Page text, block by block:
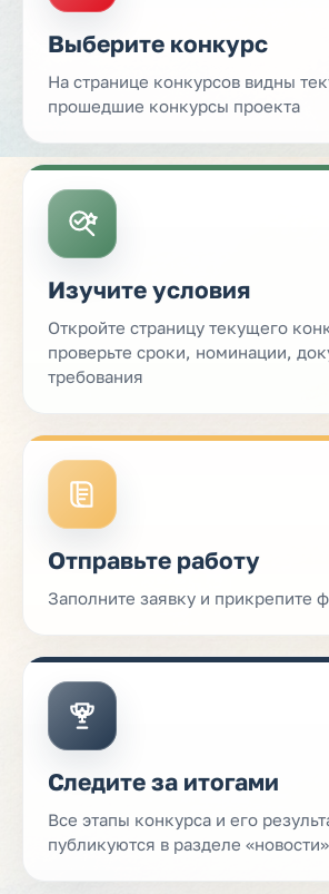
Выберите конкурс
На странице конкурсов видны
прошедшие конкурсы проекта
Изучите условия
Откройте страницу текущего
проверьте сроки, номинации,
требования
Отправьте работу
Заполните заявку и прикрепите
Следите за итогами
Все этапы конкурса и его
публикуются в разделе «новости»